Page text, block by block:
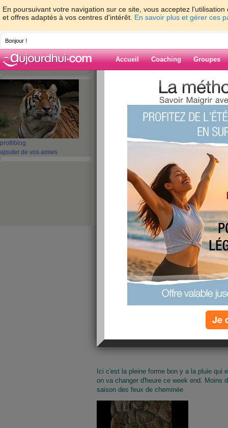
En poursuivant votre navigation sur ce site, vous acceptez
et offres adaptés à vos centres d'intérêt. En savoir plus et gérer ces
Bonjour !
Accueil Coaching Groupes
profil blog
ajouter de vos amies
>
Blog de
‹ Préc. 1 2 3 4 5
Lecture
publié le 23/10/2008 à 03:46
HELLO LES AMI(E)S
Ici c'est la pleine forme bon y a la pluie qui
on va changer d'heure ce week end. Moins
saison des feux de cheminée
Je